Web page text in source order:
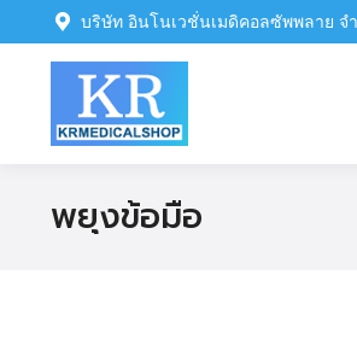
บริษัท อินโนเวชั่นเมดิคอลซัพพลาย จ
พยุงข้อมือ